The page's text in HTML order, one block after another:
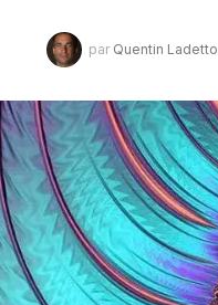
par Quentin Ladetto